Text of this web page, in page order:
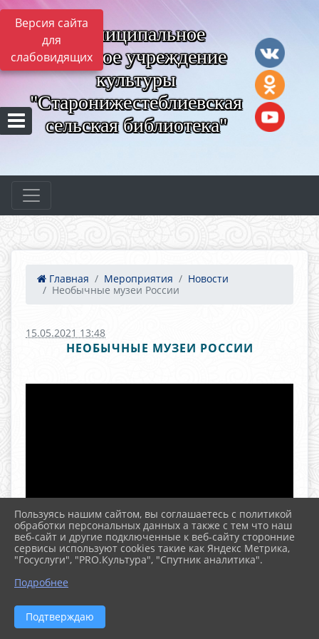
Версия сайта
для
слабовидящих
Муниципальное
казённое учреждение
культуры
"Старонижестеблиевская
сельская библиотека"
Главная Мероприятия
Новости
Необычные музеи России
15.05.2021 13:48
НЕОБЫЧНЫЕ МУЗЕИ РОССИИ
Пользуясь нашим сайтом, вы соглашаетесь с политикой
обработки персональных данных а также с тем что наш
веб-сайт и другие подключенные к веб-сайту сторонние
сервисы используют cookies такие как Яндекс Метрика,
"Госуслуги", "PRO.Культура", "Спутник аналитика".
Подробнее
Подтверждаю